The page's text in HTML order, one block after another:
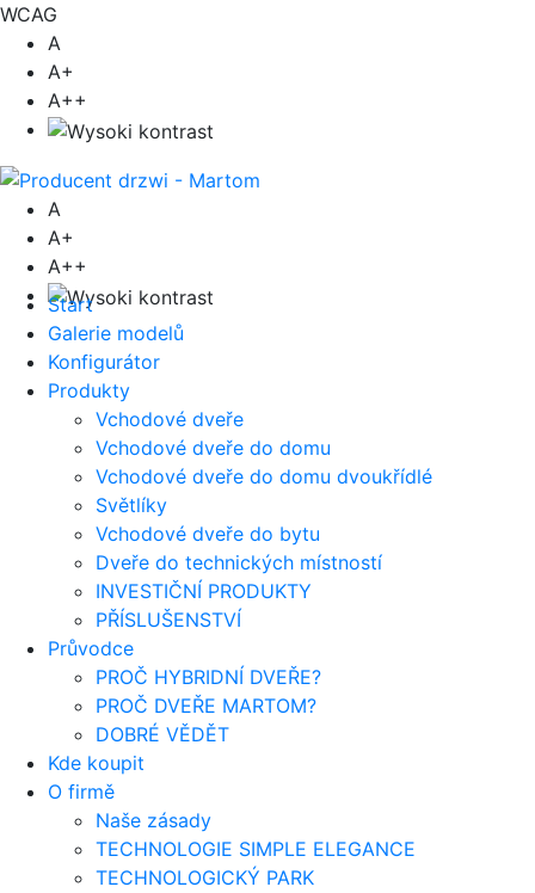
WCAG
A
A+
A++
A
A+
A++
Start
Galerie modelů
Konfigurátor
Produkty
Vchodové dveře
Vchodové dveře do domu
Vchodové dveře do domu dvoukřídlé
Světlíky
Vchodové dveře do bytu
Dveře do technických místností
INVESTIČNÍ PRODUKTY
PŘÍSLUŠENSTVÍ
Průvodce
PROČ HYBRIDNÍ DVEŘE?
PROČ DVEŘE MARTOM?
DOBRÉ VĚDĚT
Kde koupit
O firmě
Naše zásady
TECHNOLOGIE SIMPLE ELEGANCE
TECHNOLOGICKÝ PARK